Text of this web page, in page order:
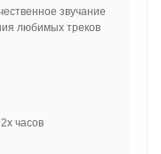
звучание
любимых треков
часов